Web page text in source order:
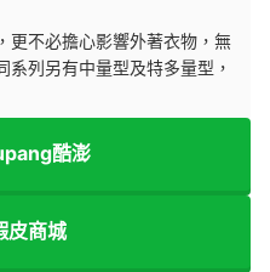
更不必擔心影響外著衣物，無
列另有中量型及特多量型，
酷澎
皮商城